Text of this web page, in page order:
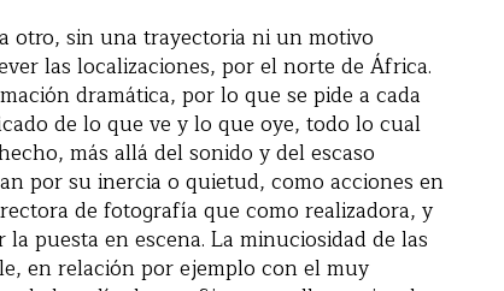
otro, sin una trayectoria ni un motivo
las localizaciones, por el norte de África.
dramática, por lo que se pide a cada
de lo que ve y lo que oye, todo lo cual
más allá del sonido y del escaso
por su inercia o quietud, como acciones en
de fotografía que como realizadora, y
puesta en escena. La minuciosidad de las
en relación por ejemplo con el muy